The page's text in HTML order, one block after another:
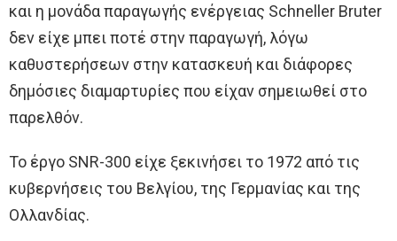
και η μονάδα παραγωγής ενέργειας Schneller Bruter
δεν είχε μπει ποτέ στην παραγωγή, λόγω
καθυστερήσεων στην κατασκευή και διάφορες
δημόσιες διαμαρτυρίες που είχαν σημειωθεί στο
παρελθόν.
Το έργο SNR-300 είχε ξεκινήσει το 1972 από τις
κυβερνήσεις του Βελγίου, της Γερμανίας και της
Ολλανδίας.